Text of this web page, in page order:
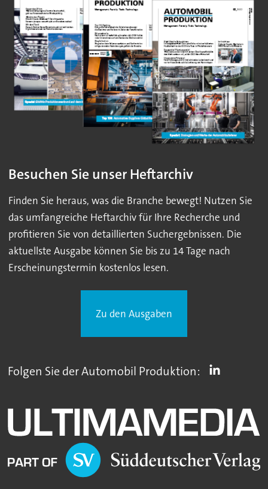
Besuchen Sie unser Heftarchiv
Finden Sie heraus, was die Branche bewegt! Nutzen Sie
das umfangreiche Heftarchiv für Ihre Recherche und
profitieren Sie von detaillierten Suchergebnissen. Die
aktuellste Ausgabe können Sie bis zu 14 Tage nach
Erscheinungstermin kostenlos lesen.
Zu den Ausgaben
Folgen Sie der Automobil Produktion: